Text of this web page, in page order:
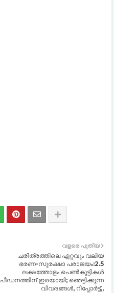
വളരെ പുതിയ
ചരിത്രത്തിലെ ഏറ്റവും വലിയ
ഭരണ-സുരക്ഷാ പരാജയം:2.5
ലക്ഷത്തോളം പെണ്‍കുട്ടികള്‍
പീഡനത്തിന് ഇരയായി; ഞെട്ടിക്കുന്ന
വിവരങ്ങള്‍, റിപ്പോര്‍ട്ട്,,